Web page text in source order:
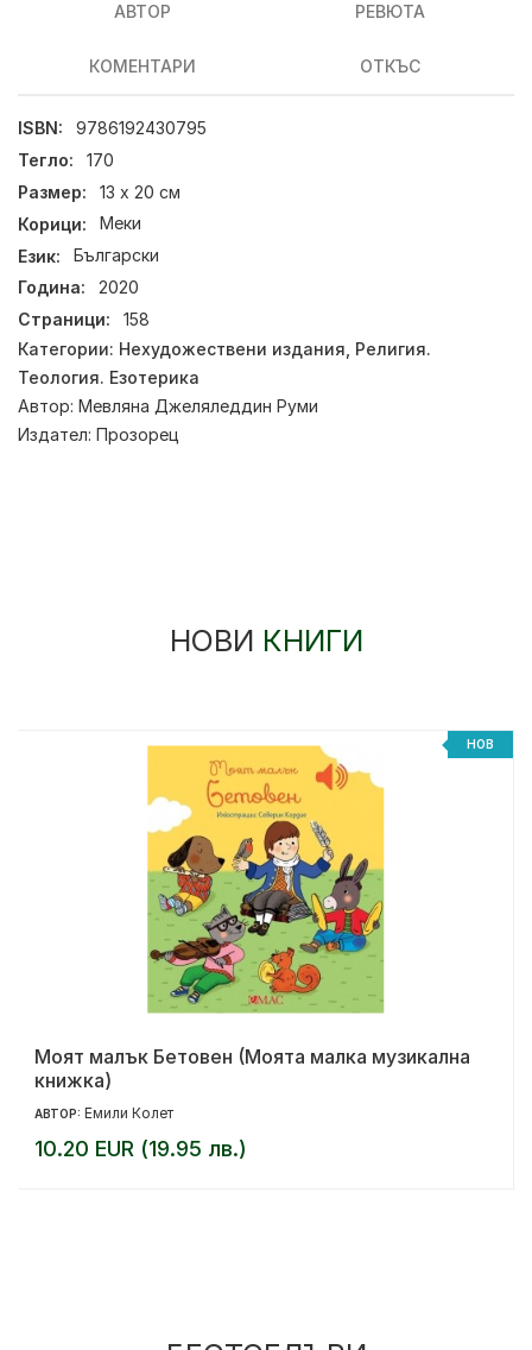
АВТОР РЕВЮТА
КОМЕНТАРИ ОТКЪС
ISBN:
9786192430795
Тегло:
170
Размер:
13 х 20 см
Корици:
Меки
Език:
Български
Година:
2020
Страници:
158
Категории: Нехудожествени издания, Религия.
Теология. Езотерика
Автор: Мевляна Джеляледдин Руми
Издател: Прозорец
НОВИ КНИГИ
НОВ
Моят малък Бетовен (Моята малка музикална
книжка)
АВТОР: Емили Колет
10.20 EUR (19.95 лв.)